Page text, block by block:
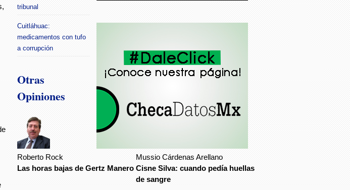
tribunal
Cuitláhuac:
medicamentos con tufo
a corrupción
Otras
Opiniones
Roberto Rock
Las horas bajas de Gertz Manero
Mussio Cárdenas Arellano
Cisne Silva: cuando pedía huellas
de sangre